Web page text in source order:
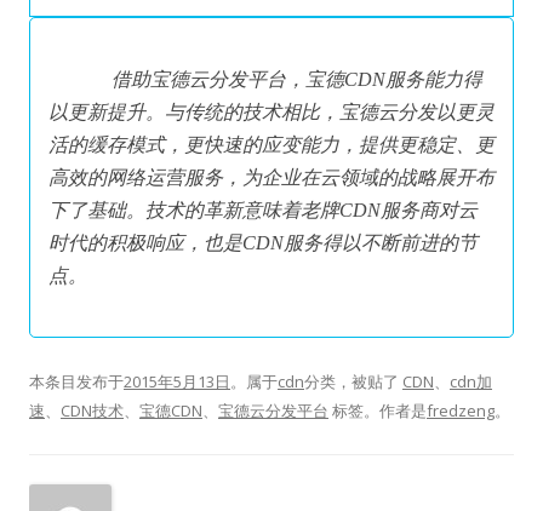
借助宝德云分发平台，宝德CDN服务能力得
以更新提升。与传统的技术相比，宝德云分发以更灵
活的缓存模式，更快速的应变能力，提供更稳定、更
高效的网络运营服务，为企业在云领域的战略展开布
下了基础。技术的革新意味着老牌CDN服务商对云
时代的积极响应，也是CDN服务得以不断前进的节
点。
本条目发布于2015年5月13日。属于cdn分类，被贴了 CDN、 cdn加
速、 CDN技术、 宝德CDN、 宝德云分发平台 标签。 作者是fredzeng。